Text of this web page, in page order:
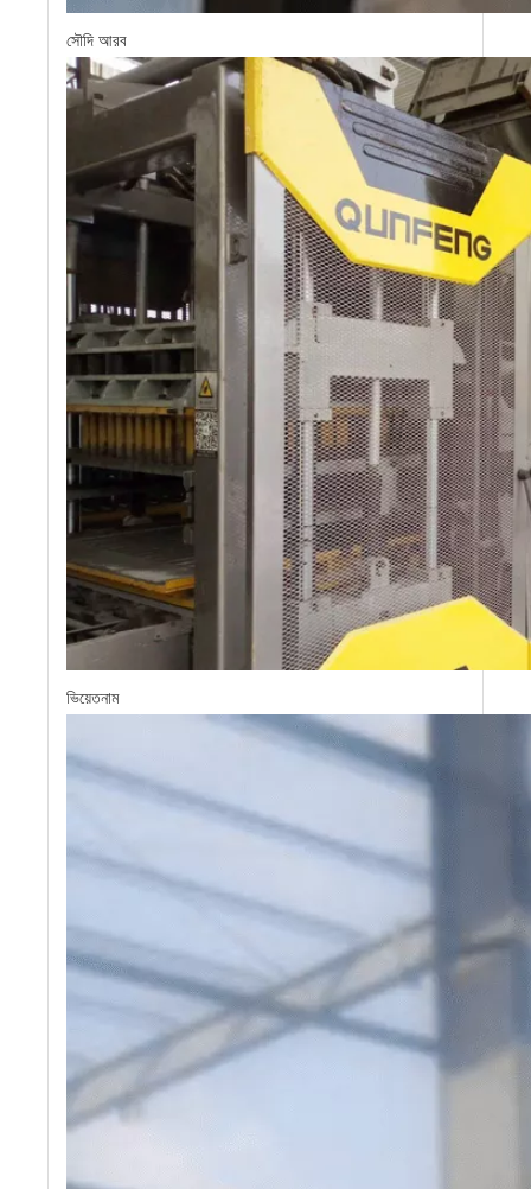
সৌদি আরব
ভিয়েতনাম